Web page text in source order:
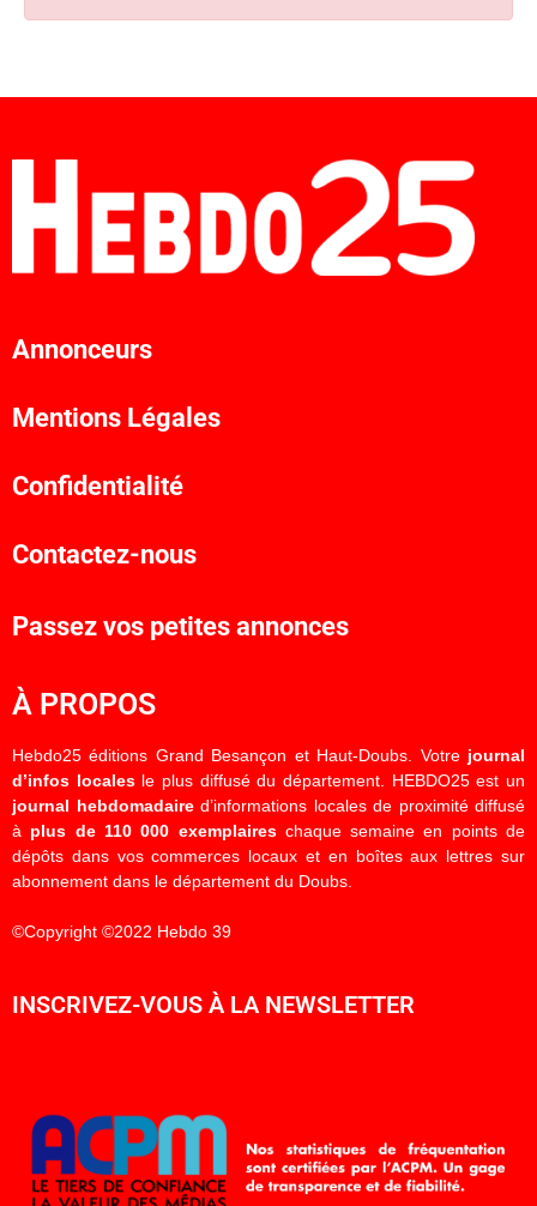
Annonceurs
Mentions Légales
Confidentialité
Contactez-nous
Passez vos petites annonces
À PROPOS
Hebdo25 éditions Grand Besançon et Haut-Doubs. Votre journal
d’infos localesle plus diffusé du département. HEBDO25 est un
journal hebdomadaired’informations locales de proximité diffusé
à plus de 110 000 exemplaireschaque semaine en points de
dépôts dans vos commerces locaux et en boîtes aux lettres sur
abonnement dans le département du Doubs.
©Copyright ©2022 Hebdo 39
INSCRIVEZ-VOUS À LA NEWSLETTER